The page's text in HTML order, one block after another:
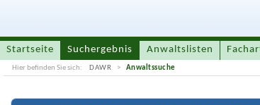
Startseite Suchergebnis Anwaltslisten
Hier befinden Sie sich: DAWR Anwaltssuche